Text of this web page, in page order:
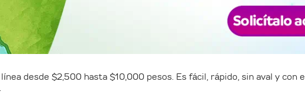
desde $2,500 hasta $10,000 pesos. Es fácil, rápido, sin aval y con